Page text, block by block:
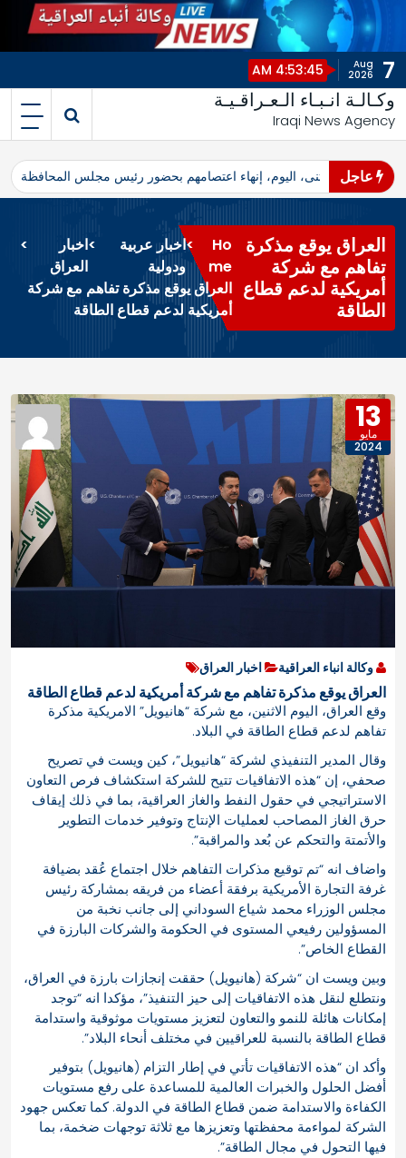
i
t
7
Aug
2026
4:53:45 AM
وكـالـة انـبـاء الـعـراقـيـة
Iraqi News Agency
عاجل
محافظ المثنى، اليوم، إنهاء اعتصامهم بحضور رئيس مجلس المحافظة
العراق يوقع مذكرة
تفاهم مع شركة
أمريكية لدعم قطاع
الطاقة
Ho
me
>اخبار عربية
ودولية
>اخبار
العراق
>
العراق يوقع مذكرة تفاهم مع شركة
أمريكية لدعم قطاع الطاقة
13
مايو
2024
وكالة انباء العراقية اخبار العراق
العراق يوقع مذكرة تفاهم مع شركة أمريكية لدعم قطاع الطاقة
وقع العراق، اليوم الاثنين، مع شركة “هانيويل” الامريكية مذكرة
تفاهم لدعم قطاع الطاقة في البلاد.
وقال المدير التنفيذي لشركة “هانيويل”، كين ويست في تصريح
صحفي، إن “هذه الاتفاقيات تتيح للشركة استكشاف فرص التعاون
الاستراتيجي في حقول النفط والغاز العراقية، بما في ذلك إيقاف
حرق الغاز المصاحب لعمليات الإنتاج وتوفير خدمات التطوير
والأتمتة والتحكم عن بُعد والمراقبة”.
واضاف انه “تم توقيع مذكرات التفاهم خلال اجتماع عُقد بضيافة
غرفة التجارة الأمريكية برفقة أعضاء من فريقه بمشاركة رئيس
مجلس الوزراء محمد شياع السوداني إلى جانب نخبة من
المسؤولين رفيعي المستوى في الحكومة والشركات البارزة في
القطاع الخاص”.
وبين ويست ان “شركة (هانيويل) حققت إنجازات بارزة في العراق،
ونتطلع لنقل هذه الاتفاقيات إلى حيز التنفيذ”، مؤكدا انه “توجد
إمكانات هائلة للنمو والتعاون لتعزيز مستويات موثوقية واستدامة
قطاع الطاقة بالنسبة للعراقيين في مختلف أنحاء البلاد”.
وأكد ان “هذه الاتفاقيات تأتي في إطار التزام (هانيويل) بتوفير
أفضل الحلول والخبرات العالمية للمساعدة على رفع مستويات
الكفاءة والاستدامة ضمن قطاع الطاقة في الدولة. كما تعكس جهود
الشركة لمواءمة محفظتها وتعزيزها مع ثلاثة توجهات ضخمة، بما
فيها التحول في مجال الطاقة”.